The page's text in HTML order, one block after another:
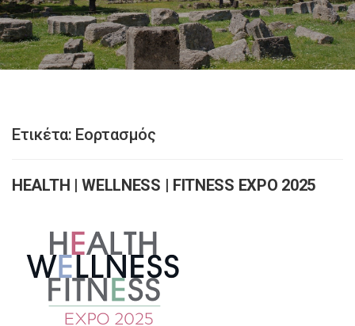
Ετικέτα: Εορτασμός
HEALTH | WELLNESS | FITNESS EXPO 2025